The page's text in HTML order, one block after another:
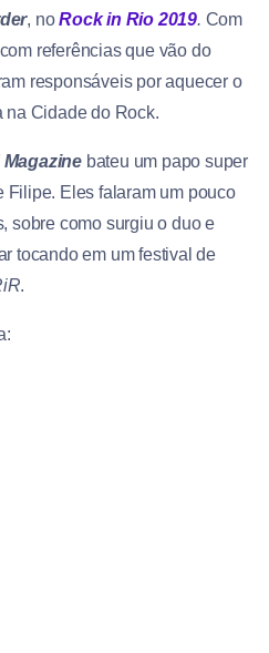
, noRock in Rio 2019. Com
referências que vão do
responsáveis por aquecer o
na Cidade do Rock.
Magazine bateu um papo super
Filipe. Eles falaram um pouco
sobre como surgiu o duo e
tocando em um festival de
.